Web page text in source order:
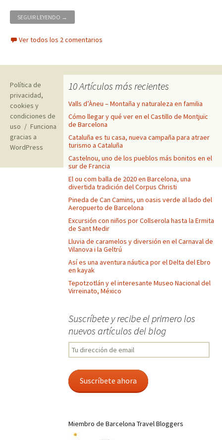
SEGUIR LEYENDO ENTREVISTA CON MARC SOLÉ, DEL BLOG DE MONTAÑA
→
Ver todos los 2 comentarios
10 Artículos más recientes
Valls d’Àneu – Montaña y naturaleza en familia
Cómo llegar y qué ver en el Castillo de Montjuïc
de Barcelona
Cataluña es tu casa, nueva campaña para atraer
turismo a Cataluña
Castelnou, uno de los pueblos más bonitos en el
sur de Francia
El ou com balla de 2020 en Barcelona, una
divertida tradición del Corpus Christi
Pineda de Can Camins, un oasis verde al lado del
Aeropuerto de Barcelona
Excursión con niños por Collserola hasta la Ermita
de Sant Medir
Lluvia de caramelos y diversión en el Carnaval de
Vilanova i la Geltrú
Así es una aventura náutica por el Delta del Ebro
en kayak
Tepotzotlán y el interesante Museo Nacional del
Virreinato, México
Suscríbete y recibe el primero los
nuevos artículos del blog
Tu
dirección
email
Suscríbete ahora
Miembro de Barcelona Travel Bloggers
Política de
privacidad,
cookies y
condiciones de
uso
Funciona
gracias a
WordPress